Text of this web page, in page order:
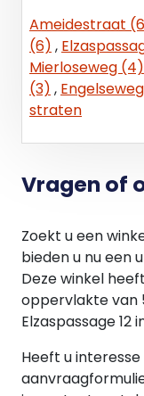
Ameidestraat
(6) ,
Mierloseweg (4)
(3) ,
straten
Vragen of
Zoekt u een
bieden u nu een
Deze winkel
oppervlakte van
Elzaspassage 12
Heeft u